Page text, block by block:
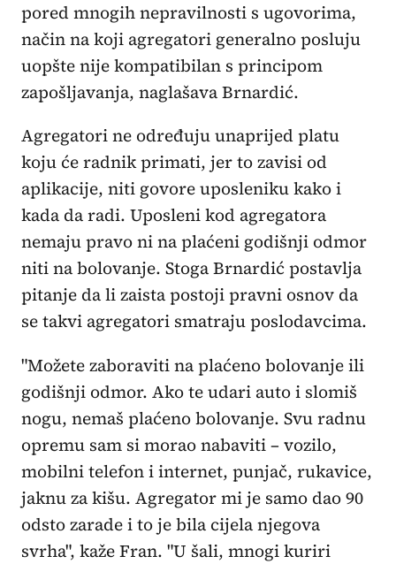
pored mnogih nepravilnosti s ugovorima,
način na koji agregatori generalno posluju
uopšte nije kompatibilan s principom
zapošljavanja, naglašava Brnardić.
Agregatori ne određuju unaprijed platu
koju će radnik primati, jer to zavisi od
aplikacije, niti govore uposleniku kako i
kada da radi. Uposleni kod agregatora
nemaju pravo ni na plaćeni godišnji odmor
niti na bolovanje. Stoga Brnardić postavlja
pitanje da li zaista postoji pravni osnov da
se takvi agregatori smatraju poslodavcima.
"Možete zaboraviti na plaćeno bolovanje ili
godišnji odmor. Ako te udari auto i slomiš
nogu, nemaš plaćeno bolovanje. Svu radnu
opremu sam si morao nabaviti – vozilo,
mobilni telefon i internet, punjač, rukavice,
jaknu za kišu. Agregator mi je samo dao 90
odsto zarade i to je bila cijela njegova
svrha", kaže Fran. "U šali, mnogi kuriri